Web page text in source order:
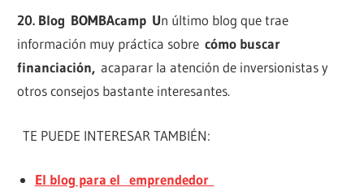
20. Blog BOMBAcamp Un último blog que trae
información muy práctica sobre cómo buscar
financiación,acaparar la atención de inversionistas y
otros consejos bastante interesantes.
TE PUEDE INTERESAR TAMBIÉN:
El blog para el emprendedor